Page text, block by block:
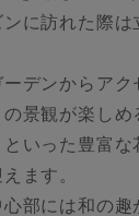
に訪れた際は
デンからアク
の景観が楽しめ
といった豊富
ます。
心部には和の